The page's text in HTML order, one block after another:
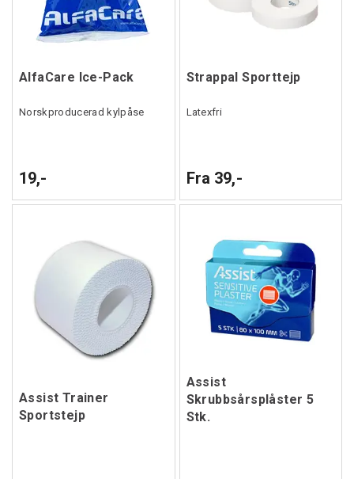
AlfaCare Ice-Pack
Norskproducerad kylpåse
19,-
Strappal Sporttejp
Latexfri
Fra 39,-
Assist Trainer
Sportstejp
Assist
Skrubbsårsplåster 5
Stk.